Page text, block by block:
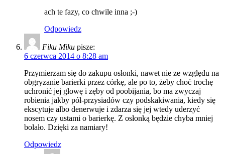
ach te fazy, co chwile inna ;-)
Odpowiedz
Fiku Miku pisze:
6 czerwca 2014 o 8:28 am
Przymierzam się do zakupu osłonki, nawet nie ze względu na
obgryzanie barierki przez córkę, ale po to, żeby choć trochę
uchronić jej głowę i zęby od poobijania, bo ma zwyczaj
robienia jakby pół-przysiadów czy podskakiwania, kiedy się
ekscytuje albo denerwuje i zdarza się jej wtedy uderzyć
nosem czy ustami o barierkę. Z osłonką będzie chyba mniej
bolało. Dzięki za namiary!
Odpowiedz